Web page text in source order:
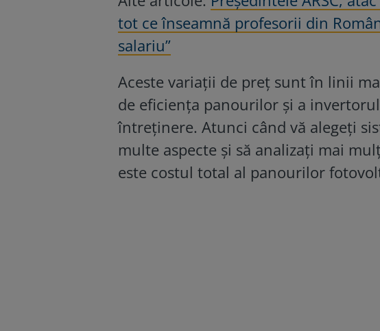
tot ce înseamnă profesorii din
salariu”
Aceste variații de preț sunt în linii
de eficiența panourilor și a
întreținere. Atunci când vă alegeți
multe aspecte și să analizați mai
este costul total al panourilor